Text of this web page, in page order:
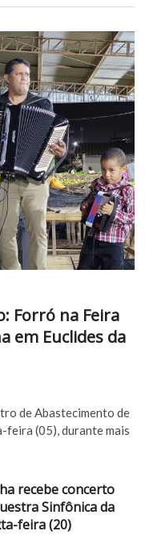
Forró na Feira
em Euclides da
de Abastecimento de
feira (05), durante mais
recebe concerto
Sinfônica da
feira (20)